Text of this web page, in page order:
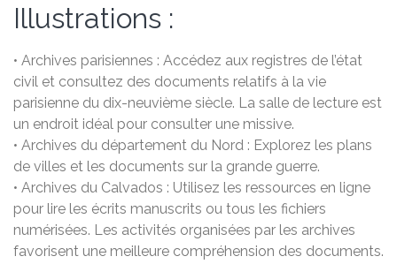
Illustrations :
• Archives parisiennes : Accédez aux registres de l’état
civil et consultez des documents relatifs à la vie
parisienne du dix-neuvième siècle. La salle de lecture est
un endroit idéal pour consulter une missive.
• Archives du département du Nord : Explorez les plans
de villes et les documents sur la grande guerre.
• Archives du Calvados : Utilisez les ressources en ligne
pour lire les écrits manuscrits ou tous les fichiers
numérisées. Les activités organisées par les archives
favorisent une meilleure compréhension des documents.